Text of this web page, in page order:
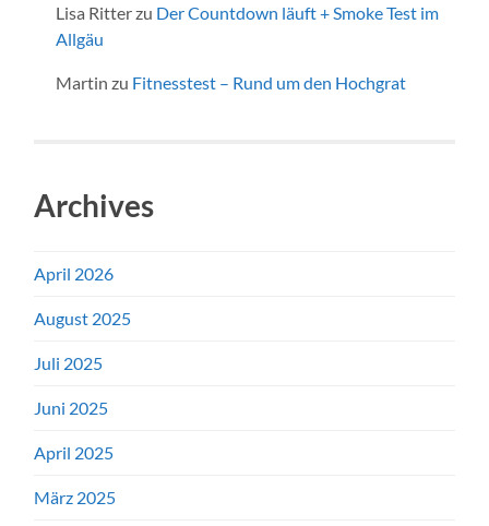
Lisa Ritterzu Der Countdown läuft + Smoke Test im
Allgäu
Martin zu Fitnesstest – Rund um den Hochgrat
Archives
April 2026
August 2025
Juli 2025
Juni 2025
April 2025
März 2025